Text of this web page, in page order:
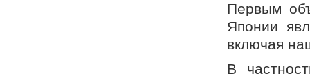
Первым
Японии
включая
В